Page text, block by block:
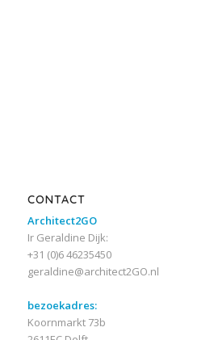
CONTACT
Architect2GO
Ir Geraldine Dijk:
+31 (0)6 46235450
geraldine@architect2GO.nl
bezoekadres:
Koornmarkt 73b